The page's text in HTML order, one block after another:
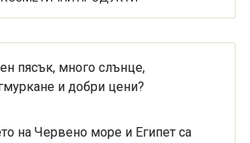
пясък, много слънце,
и добри цени?
на Червено море и Египет са